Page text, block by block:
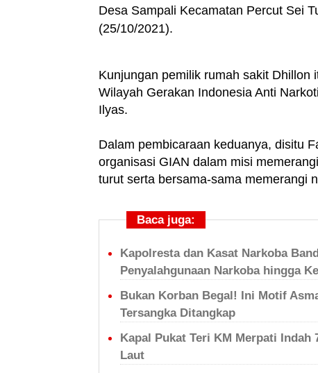
Desa Sampali Kecamatan Percut Sei
(25/10/2021).
Kunjungan pemilik rumah sakit
Wilayah Gerakan Indonesia Anti
Ilyas.
Dalam pembicaraan keduanya, disitu
organisasi GIAN dalam misi
turut serta bersama-sama memerangi
Baca juga:
Kapolresta dan Kasat Narkoba
Penyalahgunaan Narkoba hingga
Bukan Korban Begal! Ini Motif
Tersangka Ditangkap
Kapal Pukat Teri KM Merpati Indah
Laut